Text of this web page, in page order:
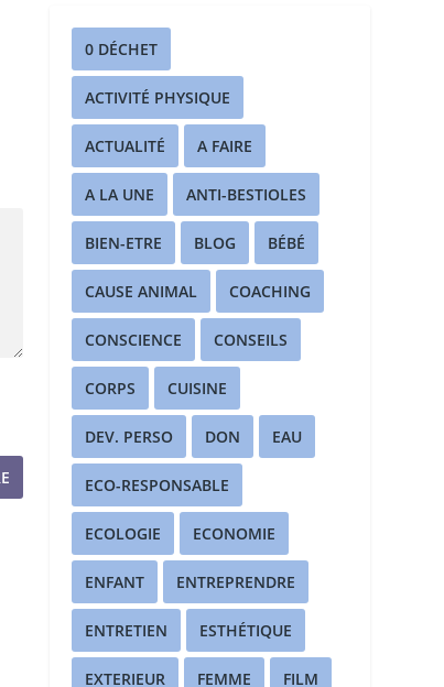
0 DÉCHET
ACTIVITÉ PHYSIQUE
ACTUALITÉ A FAIRE
A LA UNE ANTI-BESTIOLES
BIEN-ETRE BLOG BÉBÉ
CAUSE ANIMAL COACHING
CONSCIENCE CONSEILS
CORPS CUISINE
DEV. PERSO DON EAU
ECO-RESPONSABLE
ECOLOGIE ECONOMIE
ENFANT ENTREPRENDRE
ENTRETIEN ESTHÉTIQUE
EXTERIEUR FEMME FILM